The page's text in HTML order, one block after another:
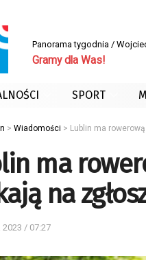
Panorama tygodnia /
Gramy dla Was!
SPORT
> Wiadomości > Lublin ma
ma
na
/ 07:27